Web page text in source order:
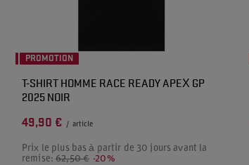
PROMOTION
T-SHIRT HOMME RACE READY APEX GP
2025 NOIR
49,90 € / article
Prix le plus bas à partir de 30 jours avant la
remise:62,50 € -20%